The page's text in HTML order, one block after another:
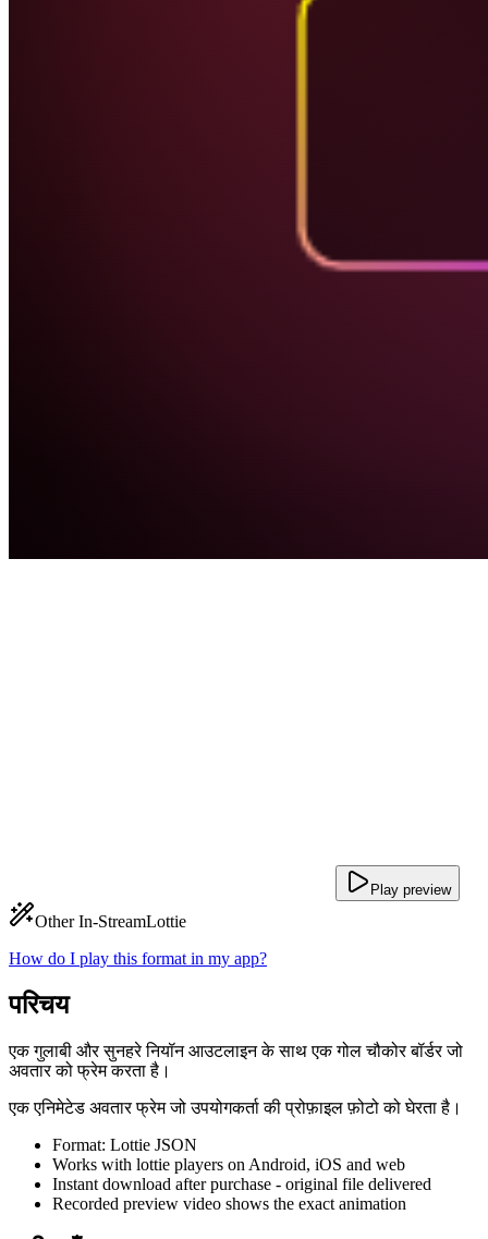
Play preview
Other In-StreamLottie
How do I play this format in my app?
परिचय
एक गुलाबी और सुनहरे नियॉन आउटलाइन के साथ एक गोल चौकोर बॉर्डर जो
अवतार को फ्रेम करता है।
एक एनिमेटेड अवतार फ्रेम जो उपयोगकर्ता की प्रोफ़ाइल फ़ोटो को घेरता है।
Format: Lottie JSON
Works with lottie players on Android, iOS and web
Instant download after purchase - original file delivered
Recorded preview video shows the exact animation